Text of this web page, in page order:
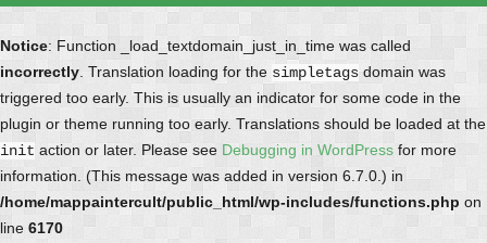
Notice: Function _load_textdomain_just_in_time was called
incorrectly . Translation loading for the simpletags domain was
triggered too early. This is usually an indicator for some code in the
plugin or theme running too early. Translations should be loaded at the
init action or later. Please see Debugging in WordPress for more
information. (This message was added in version 6.7.0.) in
/home/mappaintercult/public_html/wp-includes/functions.php on
line 6170